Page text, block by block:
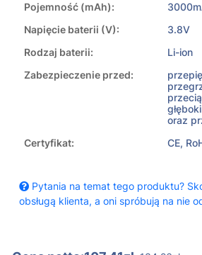
Pojemność (mAh):
Napięcie baterii (V):
3.8V
Rodzaj baterii:
Li-ion
Zabezpieczenie przed:
oraz
Certyfikat:
CE,
Pytania na temat tego produktu?
obsługą klienta, a oni spróbują na nie